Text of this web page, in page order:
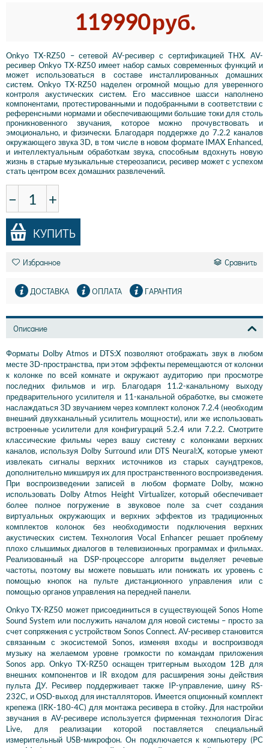
119990руб.
Onkyo TX-RZ50 – сетевой AV-ресивер с сертификацией THX. AV-
ресивер Onkyo TX-RZ50 имеет набор самых современных функций и
может использоваться в составе инсталлированных домашних
систем. Onkyo TX-RZ50 наделен огромной мощью для уверенного
контроля акустических систем. Его массивное шасси наполнено
компонентами, протестированными и подобранными в соответствии с
референсными нормами и обеспечивающими большие токи для столь
проникновенного звучания, которое можно прочувствовать и
эмоционально, и физически. Благодаря поддержке до 7.2.2 каналов
окружающего звука 3D, в том числе в новом формате IMAX Enhanced,
и интеллектуальным обработкам звука, способным вдохнуть новую
жизнь в старые музыкальные стереозаписи, ресивер может с успехом
стать центром всех домашних развлечений.
− +
КУПИТЬ
Избранное Сравнить
ДОСТАВКА ОПЛАТА ГАРАНТИЯ
Описание
Форматы Dolby Atmos и DTS:X позволяют отображать звук в любом
месте 3D-пространства, при этом эффекты перемещаются от колонки
к колонке по всей комнате и окружают аудиторию при просмотре
последних фильмов и игр. Благодаря 11.2-канальному выходу
предварительного усилителя и 11-канальной обработке, вы сможете
наслаждаться 3D звучанием через комплект колонок 7.2.4 (необходим
внешний двухканальный усилитель мощности), или же использовать
встроенные усилители для конфигураций 5.2.4 или 7.2.2. Смотрите
классические фильмы через вашу систему с колонками верхних
каналов, используя Dolby Surround или DTS Neural:X, которые умеют
извлекать сигналы верхних источников из старых саундтреков,
дополнительно микшируя их для пространственного воспроизведения.
При воспроизведении записей в любом формате Dolby, можно
использовать Dolby Atmos Height Virtualizer, который обеспечивает
более полное погружение в звуковое поле за счет создания
виртуальных окружающих и верхних эффектов из традиционных
комплектов колонок без необходимости подключения верхних
акустических систем. Технология Vocal Enhancer решает проблему
плохо слышимых диалогов в телевизионных программах и фильмах.
Реализованный на DSP-процессоре алгоритм выделяет речевые
частоты, поэтому вы можете повышать или понижать их уровень с
помощью кнопок на пульте дистанционного управления или с
помощью органов управления на передней панели.
Onkyo TX-RZ50 может присоединиться в существующей Sonos Home
Sound System или послужить началом для новой системы – просто за
счет сопряжения с устройством Sonos Connect. AV-ресивер становится
связанным с экосистемой Sonos, изменяя входы и воспроизводя
музыку на желаемом уровне громкости по командам приложения
Sonos app. Onkyo TX-RZ50 оснащен триггерным выходом 12В для
внешних компонентов и IR входом для расширения зоны действия
пульта ДУ. Ресивер поддерживает также IP-управление, шину RS-
232C, и OSD-выход для инсталляторов. Имеется опционный комплект
крепежа (IRK-180-4C) для монтажа ресивера в стойку. Для настройки
звучания в AV-ресивере используется фирменная технология Dirac
Live, для реализации которой поставляется специальный
измерительный USB-микрофон. Он подключается к компьютеру (PC